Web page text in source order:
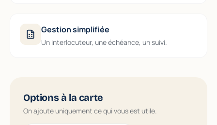
Gestion simplifiée
Un interlocuteur, une échéance, un suivi.
Options à la carte
On ajoute uniquement ce qui vous est utile.